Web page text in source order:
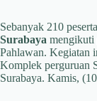
Sebanyak 210
Surabaya mengikuti
Pahlawan. Kegiatan
Komplek perguruan
Surabaya. Kamis,